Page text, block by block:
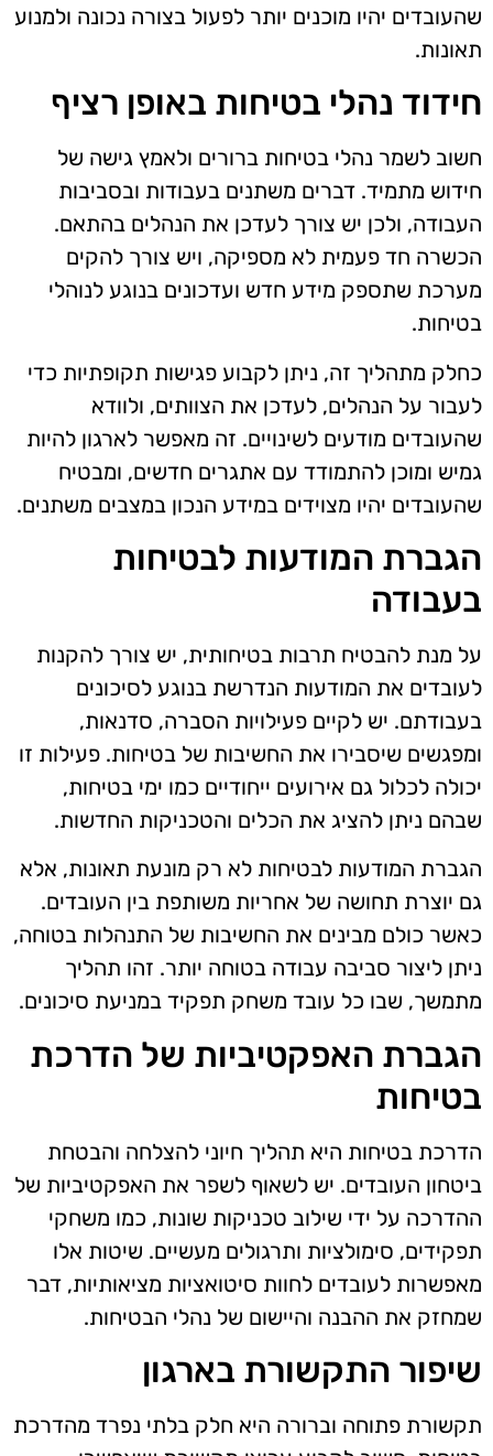
שהעובדים יהיו מוכנים יותר לפעול בצורה נכונה ולמנוע
תאונות.
חידוד נהלי בטיחות באופן רציף
חשוב לשמר נהלי בטיחות ברורים ולאמץ גישה של
חידוש מתמיד. דברים משתנים בעבודות ובסביבות
העבודה, ולכן יש צורך לעדכן את הנהלים בהתאם.
הכשרה חד פעמית לא מספיקה, ויש צורך להקים
מערכת שתספק מידע חדש ועדכונים בנוגע לנוהלי
בטיחות.
כחלק מתהליך זה, ניתן לקבוע פגישות תקופתיות כדי
לעבור על הנהלים, לעדכן את הצוותים, ולוודא
שהעובדים מודעים לשינויים. זה מאפשר לארגון להיות
גמיש ומוכן להתמודד עם אתגרים חדשים, ומבטיח
שהעובדים יהיו מצוידים במידע הנכון במצבים משתנים.
הגברת המודעות לבטיחות
בעבודה
על מנת להבטיח תרבות בטיחותית, יש צורך להקנות
לעובדים את המודעות הנדרשת בנוגע לסיכונים
בעבודתם. יש לקיים פעילויות הסברה, סדנאות,
ומפגשים שיסבירו את החשיבות של בטיחות. פעילות זו
יכולה לכלול גם אירועים ייחודיים כמו ימי בטיחות,
שבהם ניתן להציג את הכלים והטכניקות החדשות.
הגברת המודעות לבטיחות לא רק מונעת תאונות, אלא
גם יוצרת תחושה של אחריות משותפת בין העובדים.
כאשר כולם מבינים את החשיבות של התנהלות בטוחה,
ניתן ליצור סביבה עבודה בטוחה יותר. זהו תהליך
מתמשך, שבו כל עובד משחק תפקיד במניעת סיכונים.
הגברת האפקטיביות של הדרכת
בטיחות
הדרכת בטיחות היא תהליך חיוני להצלחה והבטחת
ביטחון העובדים. יש לשאוף לשפר את האפקטיביות של
ההדרכה על ידי שילוב טכניקות שונות, כמו משחקי
תפקידים, סימולציות ותרגולים מעשיים. שיטות אלו
מאפשרות לעובדים לחוות סיטואציות מציאותיות, דבר
שמחזק את ההבנה והיישום של נהלי הבטיחות.
שיפור התקשורת בארגון
תקשורת פתוחה וברורה היא חלק בלתי נפרד מהדרכת